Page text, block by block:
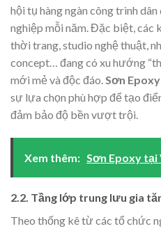
hội tụ hàng ngàn công trình
nghiệp mỗi năm. Đặc biệt, các
thời trang, studio nghệ thuật,
concept… đang có xu hướng
mới mẻ và độc đáo.Sơn
sự lựa chọn phù hợp để tạo
đảm bảo độ bền vượt trội.
Xem thêm: Sơn Epoxy tại
2.2. Tầng lớp trung lưu gia
Theo thống kê từ các tổ chức